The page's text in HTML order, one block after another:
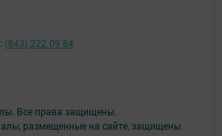
Все права защищены.
размещенные на сайте, защищены
(843) 222 09 84